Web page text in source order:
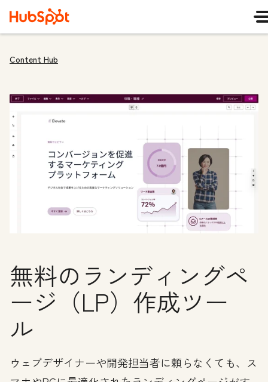
Content Hub
無料のランディングペ
ージ（LP）作成ツー
ル
ウェブデザイナーや開発担当者に頼らなくても、ス